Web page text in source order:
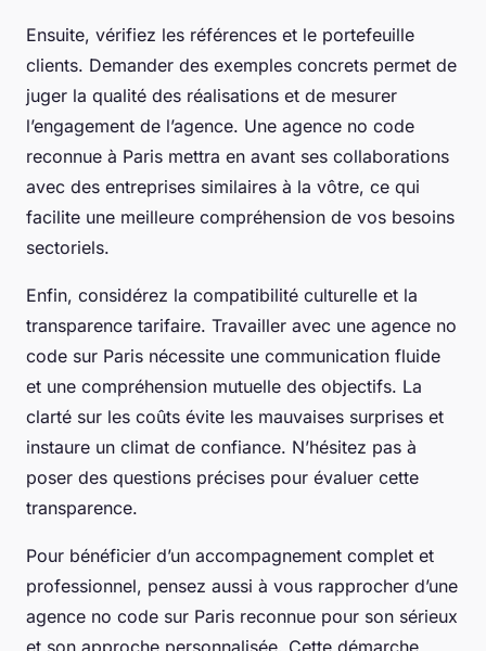
Ensuite, vérifiez les références et le portefeuille
clients. Demander des exemples concrets permet de
juger la qualité des réalisations et de mesurer
l’engagement de l’agence. Une agence no code
reconnue à Paris mettra en avant ses collaborations
avec des entreprises similaires à la vôtre, ce qui
facilite une meilleure compréhension de vos besoins
sectoriels.
Enfin, considérez la compatibilité culturelle et la
transparence tarifaire. Travailler avec une agence no
code sur Paris nécessite une communication fluide
et une compréhension mutuelle des objectifs. La
clarté sur les coûts évite les mauvaises surprises et
instaure un climat de confiance. N’hésitez pas à
poser des questions précises pour évaluer cette
transparence.
Pour bénéficier d’un accompagnement complet et
professionnel, pensez aussi à vous rapprocher d’une
agence no code sur Paris reconnue pour son sérieux